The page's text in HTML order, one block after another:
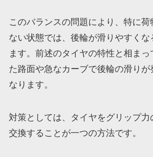
このバランスの問題により、特に荷
ない状態では、後輪が滑りやすくな
ます。前述のタイヤの特性と相ま
た路面や急なカーブで後輪の滑りが
なります。
対策としては、タイヤをグリップ力
交換することが一つの方法です。